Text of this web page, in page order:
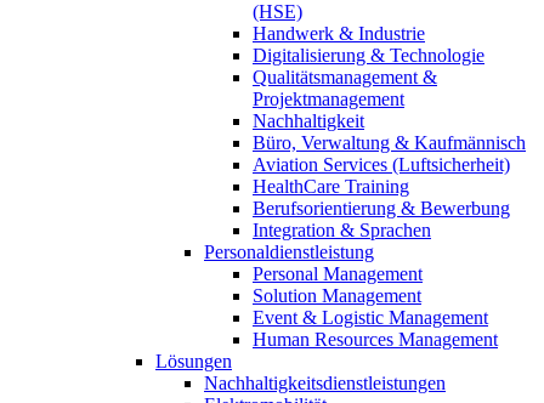
(HSE)
Handwerk & Industrie
Digitalisierung & Technologie
Qualitätsmanagement &
Projektmanagement
Nachhaltigkeit
Büro, Verwaltung & Kaufmännisch
Aviation Services (Luftsicherheit)
HealthCare Training
Berufsorientierung & Bewerbung
Integration & Sprachen
Personaldienstleistung
Personal Management
Solution Management
Event & Logistic Management
Human Resources Management
Lösungen
Nachhaltigkeitsdienstleistungen